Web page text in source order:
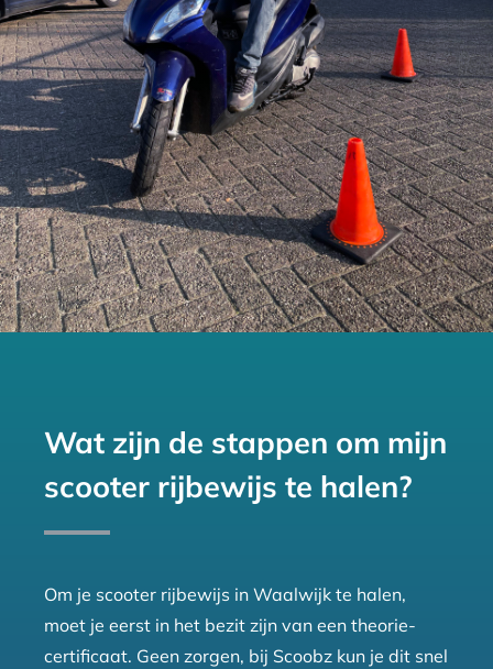
Wat zijn de stappen om mijn
scooter rijbewijs te halen?
Om je scooter rijbewijs in Waalwijk te halen,
moet je eerst in het bezit zijn van een theorie-
certificaat. Geen zorgen, bij Scoobz kun je dit snel